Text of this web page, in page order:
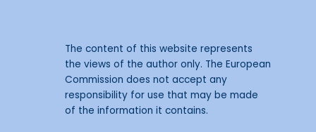
The content of this website represents
the views of the author only. The European
Commission does not accept any
responsibility for use that may be made
of the information it contains.